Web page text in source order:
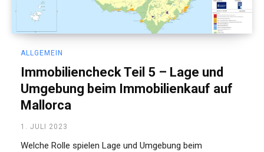
ALLGEMEIN
Immobiliencheck Teil 5 – Lage und
Umgebung beim Immobilienkauf auf
Mallorca
1. JULI 2023
Welche Rolle spielen Lage und Umgebung beim